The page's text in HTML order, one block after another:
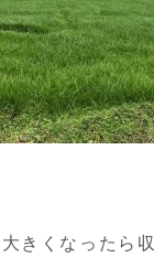
きくなったら